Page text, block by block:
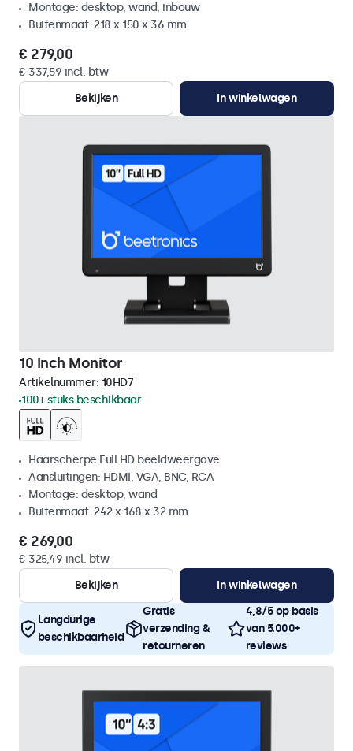
Montage: desktop, wand, inbouw
Buitenmaat: 218 x 150 x 36 mm
€ 279,00
€ 337,59 incl. btw
Bekijken
In winkelwagen
10 Inch Monitor
Artikelnummer: 10HD7
100+ stuks beschikbaar
Haarscherpe Full HD beeldweergave
Aansluitingen: HDMI, VGA, BNC, RCA
Montage: desktop, wand
Buitenmaat: 242 x 168 x 32 mm
€ 269,00
€ 325,49 incl. btw
Bekijken
In winkelwagen
Langdurige
beschikbaarheid
Gratis
verzending &
retourneren
4,8/5 op basis
van 5.000+
reviews